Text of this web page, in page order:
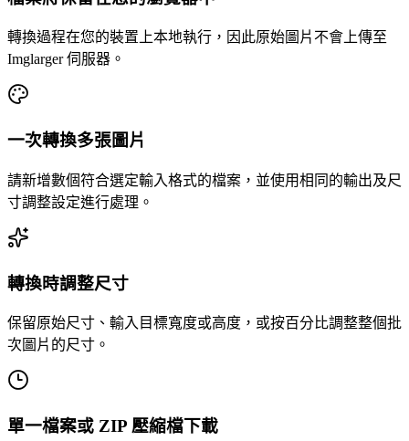
轉換過程在您的裝置上本地執行，因此原始圖片不會上傳至
Imglarger 伺服器。
一次轉換多張圖片
請新增數個符合選定輸入格式的檔案，並使用相同的輸出及尺
寸調整設定進行處理。
轉換時調整尺寸
保留原始尺寸、輸入目標寬度或高度，或按百分比調整整個批
次圖片的尺寸。
單一檔案或 ZIP 壓縮檔下載